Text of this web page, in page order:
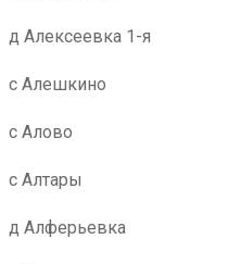
д Алексеевка 1-я
с Алешкино
с Алово
с Алтары
д Алферьевка